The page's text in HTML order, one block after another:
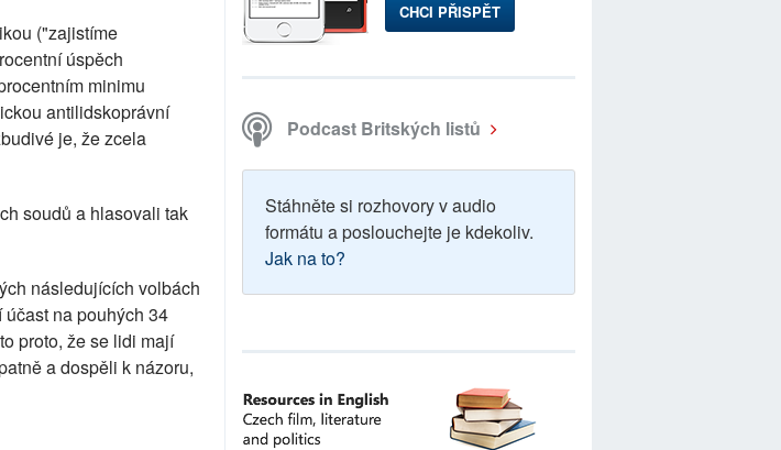
("zajistíme
úspěch
minimu
antilidskoprávní
je, že zcela
soudů a hlasovali tak
následujících volbách
na pouhých 34
proto, že se lidi mají
a dospěli k názoru,
CHCI PŘISPĚT
Podcast Britských listů
Stáhněte si rozhovory v audio
formátu a poslouchejte je kdekoliv.
Jak na to?